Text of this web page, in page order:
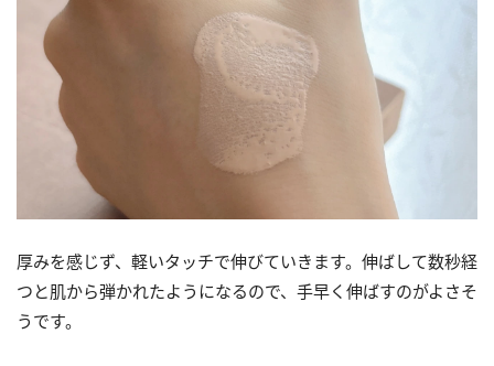
厚みを感じず、軽いタッチで伸びていきます。伸ばして数秒経
つと肌から弾かれたようになるので、手早く伸ばすのがよさそ
うです。